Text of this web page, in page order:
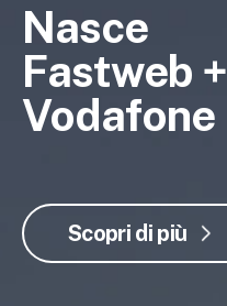
Nasce
Fastweb +
Vodafone
Scopri di più